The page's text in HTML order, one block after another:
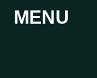
MENU